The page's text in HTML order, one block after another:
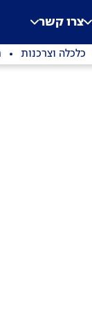
צרו קשר
כלכלה וצרכנות